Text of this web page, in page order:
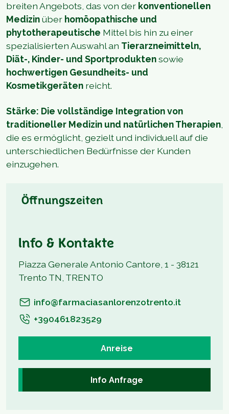
breiten Angebots, das von der konventionellen
Medizinüber homöopathische und
phytotherapeutische Mittel bis hin zu einer
spezialisierten Auswahl an Tierarzneimitteln,
Diät-, Kinder- und Sportproduktensowie
hochwertigen Gesundheits- und
Kosmetikgeräten reicht.
Stärke: Die vollständige Integration von
traditioneller Medizin und natürlichen Therapien
die es ermöglicht, gezielt und individuell auf die
unterschiedlichen Bedürfnisse der Kunden
einzugehen.
Öffnungszeiten
Info & Kontakte
Piazza Generale Antonio Cantore, 1 - 38121
Trento TN, TRENTO
info@farmaciasanlorenzotrento.it
+390461823529
Anreise
Info Anfrage